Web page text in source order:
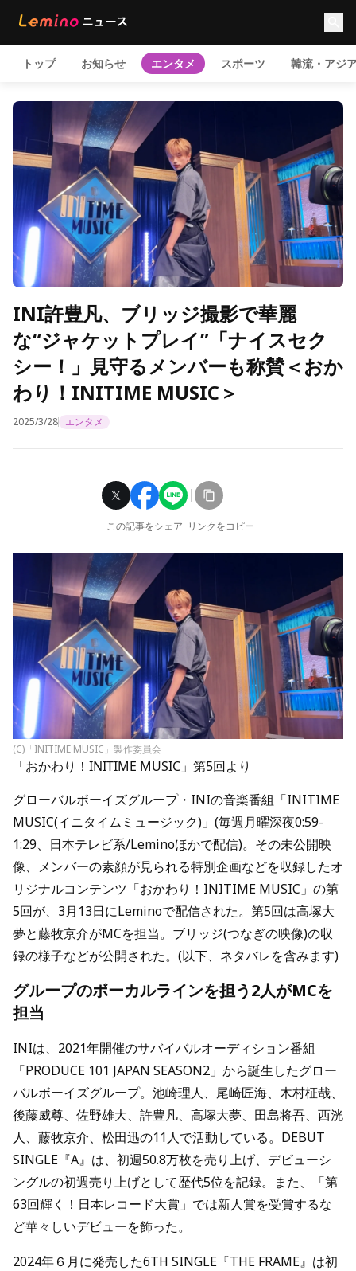
トップ お知らせ エンタメ スポーツ 韓流・アジ
INI許豊凡、ブリッジ撮影で華麗
な“ジャケットプレイ”「ナイスセク
シー！」見守るメンバーも称賛＜おか
わり！INITIME MUSIC＞
2025/3/28 エンタメ
この記事をシェア リンクをコピー
(C)「INITIME MUSIC」製作委員会
「おかわり！INITIME MUSIC」第5回より
グローバルボーイズグループ・INIの音楽番組「INITIME
MUSIC(イニタイムミュージック)」(毎週月曜深夜0:59-
1:29、日本テレビ系/Leminoほかで配信)。その未公開映
像、メンバーの素顔が見られる特別企画などを収録したオ
リジナルコンテンツ「おかわり！INITIME MUSIC」の第
5回が、3月13日にLeminoで配信された。第5回は高塚大
夢と藤牧京介がMCを担当。ブリッジ(つなぎの映像)の収
録の様子などが公開された。(以下、ネタバレを含みます)
グループのボーカルラインを担う2人がMCを
担当
INIは、2021年開催のサバイバルオーディション番組
「PRODUCE 101 JAPAN SEASON2」から誕生したグロー
バルボーイズグループ。池崎理人、尾崎匠海、木村柾哉、
後藤威尊、佐野雄大、許豊凡、高塚大夢、田島将吾、西洸
人、藤牧京介、松田迅の11人で活動している。DEBUT
SINGLE『A』は、初週50.8万枚を売り上げ、デビューシ
ングルの初週売り上げとして歴代5位を記録。また、「第
63回輝く！日本レコード大賞」では新人賞を受賞するな
ど華々しいデビューを飾った。
2024年６月に発売した6TH SINGLE『THE FRAME』は初